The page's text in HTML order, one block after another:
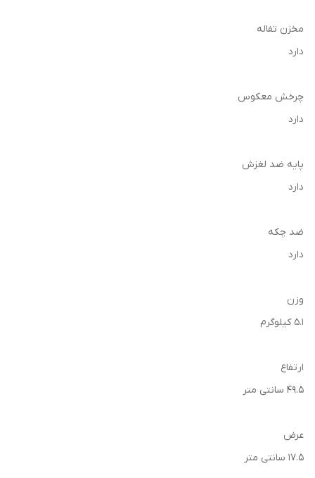
مخزن تفاله
دارد
چرخش معکوس
دارد
پایه ضد لغزش
دارد
ضد چکه
دارد
وزن
5.1 کیلوگرم
ارتفاع
49.5 سانتی متر
عرض
17.5 سانتی متر